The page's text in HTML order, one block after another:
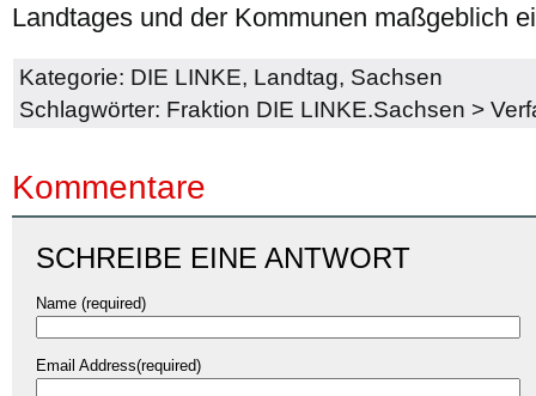
Landtages und der Kommunen maßgeblich
Kategorie: DIE LINKE, Landtag, Sachsen
Schlagwörter: Fraktion DIE LINKE.Sachsen >
Kommentare
SCHREIBE EINE ANTWORT
Name (required)
Email Address(required)